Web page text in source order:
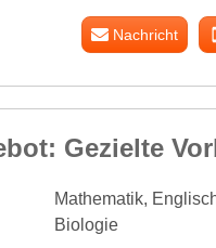
Nachricht
Gezielte
Mathematik,
Biologie